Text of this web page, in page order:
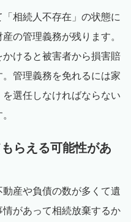
相続人不存在」の状態に
の管理義務が残ります。
けると被害者から損害賠
管理義務を免れるには家
選任しなければならない
らえる可能性があ
産や負債の数が多くて遺
があって相続放棄するか